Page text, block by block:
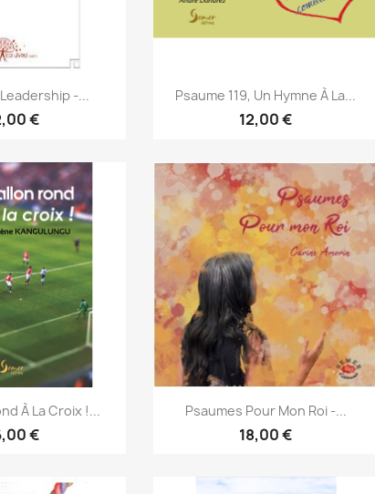
rapide-...
€
 Aperçu rapide
Psaume 119, Un Hymne À La...
12,00 €
rapide
À La Croix !...
€
Aperçu rapide
Psaumes Pour Mon Roi -...
18,00 €